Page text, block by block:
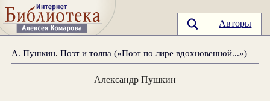
Авторы
А. Пушкин.Поэт и толпа («Поэт по лире вдохновенной...»)
Александр Пушкин